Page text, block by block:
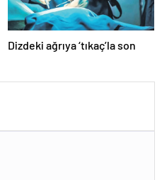
Dizdeki ağrıya ‘tıkaç’la son